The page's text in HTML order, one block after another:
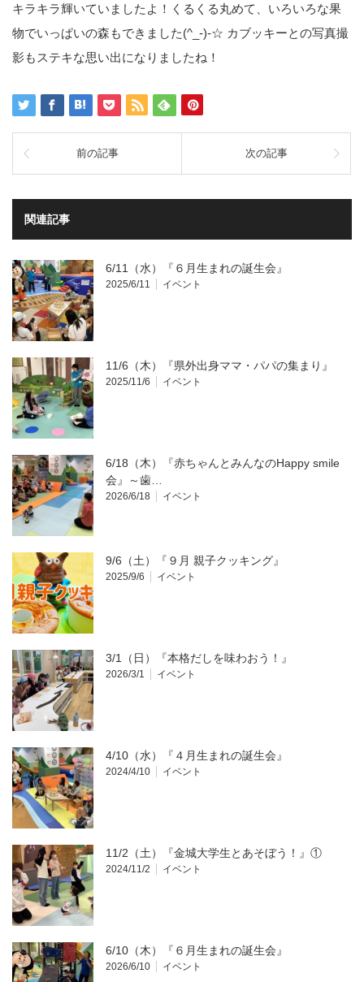
キラキラ輝いていましたよ！くるくる丸めて、いろいろな果
物でいっぱいの森もできました(^_-)-☆ カブッキーとの写真撮
影もステキな思い出になりましたね！
前の記事 次の記事
関連記事
6/11（水）『６月生まれの誕生会』
2025/6/11 イベント
11/6（木）『県外出身ママ・パパの集まり』
2025/11/6 イベント
6/18（木）『赤ちゃんとみんなのHappy smile
会』～歯…
2026/6/18 イベント
9/6（土）『９月 親子クッキング』
2025/9/6 イベント
3/1（日）『本格だしを味わおう！』
2026/3/1 イベント
4/10（水）『４月生まれの誕生会』
2024/4/10 イベント
11/2（土）『金城大学生とあそぼう！』①
2024/11/2 イベント
6/10（木）『６月生まれの誕生会』
2026/6/10 イベント